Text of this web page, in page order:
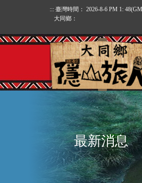
::: 臺灣時間： 2026-8-6 PM 1: 48
大同鄉：
最新消息